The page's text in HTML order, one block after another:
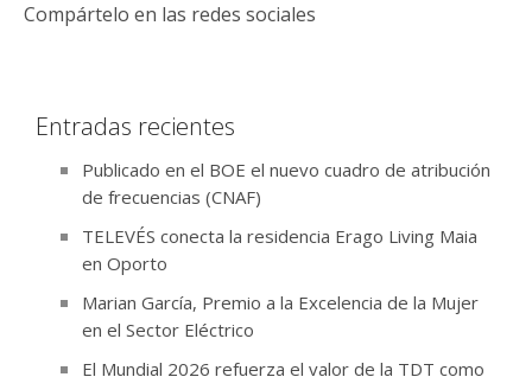
Compártelo en las redes sociales
Entradas recientes
Publicado en el BOE el nuevo cuadro de atribución
de frecuencias (CNAF)
TELEVÉS conecta la residencia Erago Living Maia
en Oporto
Marian García, Premio a la Excelencia de la Mujer
en el Sector Eléctrico
El Mundial 2026 refuerza el valor de la TDT como